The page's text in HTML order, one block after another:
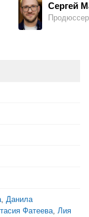
Сергей
Продюссер
, Данила
Фатеева, Лия